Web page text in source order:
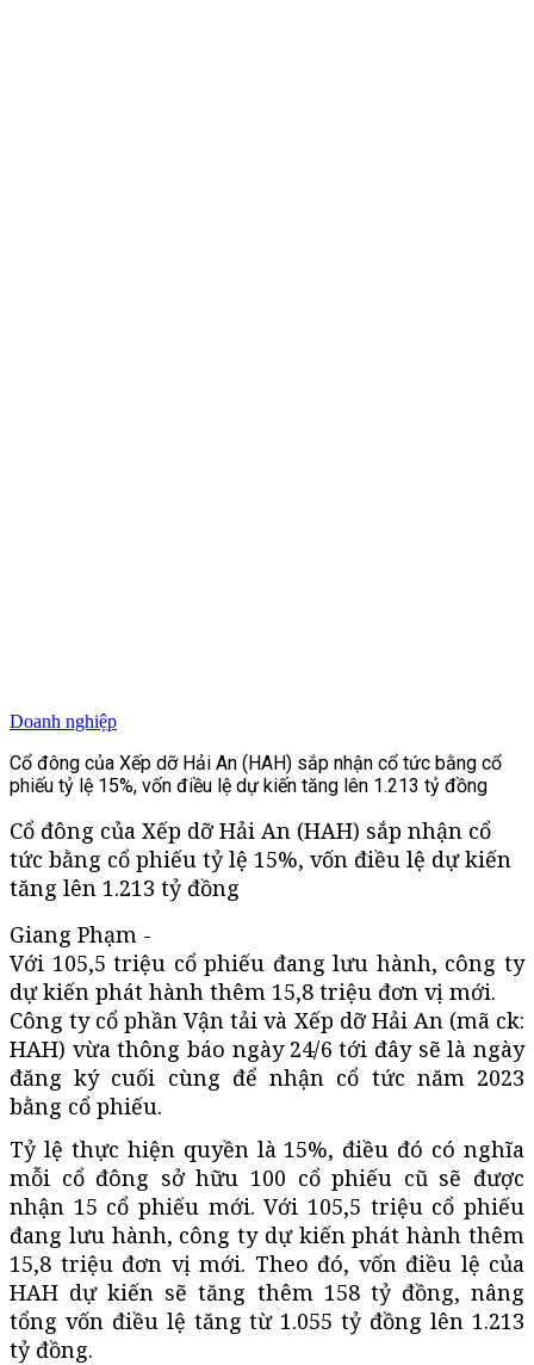
Doanh nghiệp
Cổ đông của Xếp dỡ Hải An (HAH) sắp nhận cổ tức bằng cổ
phiếu tỷ lệ 15%, vốn điều lệ dự kiến tăng lên 1.213 tỷ đồng
Cổ đông của Xếp dỡ Hải An (HAH) sắp nhận cổ
tức bằng cổ phiếu tỷ lệ 15%, vốn điều lệ dự kiến
tăng lên 1.213 tỷ đồng
Giang Phạm -
Với 105,5 triệu cổ phiếu đang lưu hành, công ty
dự kiến phát hành thêm 15,8 triệu đơn vị mới.
Công ty cổ phần Vận tải và Xếp dỡ Hải An (mã ck:
HAH) vừa thông báo ngày 24/6 tới đây sẽ là ngày
đăng ký cuối cùng để nhận cổ tức năm 2023
bằng cổ phiếu.
Tỷ lệ thực hiện quyền là 15%, điều đó có nghĩa
mỗi cổ đông sở hữu 100 cổ phiếu cũ sẽ được
nhận 15 cổ phiếu mới. Với 105,5 triệu cổ phiếu
đang lưu hành, công ty dự kiến phát hành thêm
15,8 triệu đơn vị mới. Theo đó, vốn điều lệ của
HAH dự kiến sẽ tăng thêm 158 tỷ đồng, nâng
tổng vốn điều lệ tăng từ 1.055 tỷ đồng lên 1.213
tỷ đồng.